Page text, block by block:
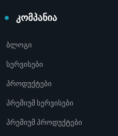
კომპანია
ბლოგი
სერვისები
პროდუქტები
პრემიუმ სერვისები
პრემიუმ პროდუქტები